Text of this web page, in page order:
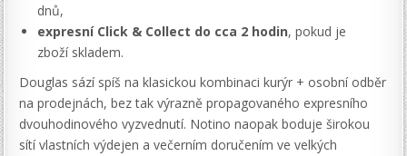
dnů,
expresní Click & Collect do cca 2 hodin, pokud je
zboží skladem.
Douglas sází spíš na klasickou kombinaci kurýr + osobní odběr
na prodejnách, bez tak výrazně propagovaného expresního
dvouhodinového vyzvednutí. Notino naopak boduje širokou
sítí vlastních výdejen a večerním doručením ve velkých